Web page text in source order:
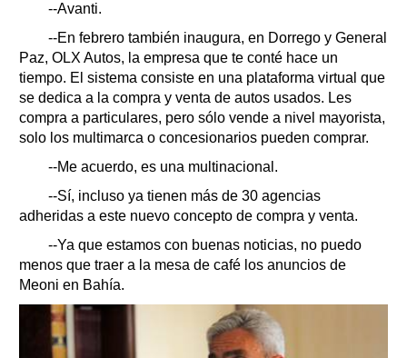
--Avanti.
--En febrero también inaugura, en Dorrego y General
Paz, OLX Autos, la empresa que te conté hace un
tiempo. El sistema consiste en una plataforma virtual que
se dedica a la compra y venta de autos usados. Les
compra a particulares, pero sólo vende a nivel mayorista,
solo los multimarca o concesionarios pueden comprar.
--Me acuerdo, es una multinacional.
--Sí, incluso ya tienen más de 30 agencias
adheridas a este nuevo concepto de compra y venta.
--Ya que estamos con buenas noticias, no puedo
menos que traer a la mesa de café los anuncios de
Meoni en Bahía.